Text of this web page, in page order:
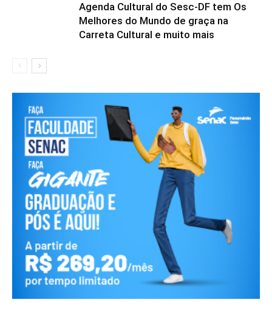
Agenda Cultural do Sesc-DF tem Os
Melhores do Mundo de graça na
Carreta Cultural e muito mais